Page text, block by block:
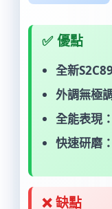
✅ 優點
全新
外調無極
全能表現：
快速研磨：
❌ 缺點